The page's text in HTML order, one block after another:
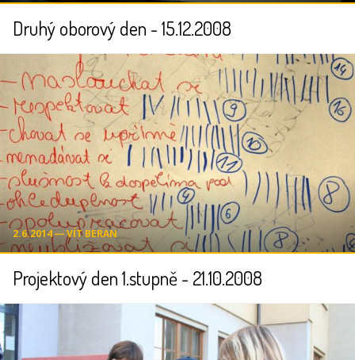
Druhý oborový den - 15.12.2008
2.6.2014 ― VÍT BERAN
Projektový den 1.stupně - 21.10.2008